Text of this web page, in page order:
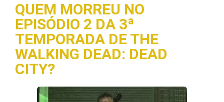
QUEM MORREU NO
EPISÓDIO 2 DA 3ª
TEMPORADA DE THE
WALKING DEAD: DEAD
CITY?